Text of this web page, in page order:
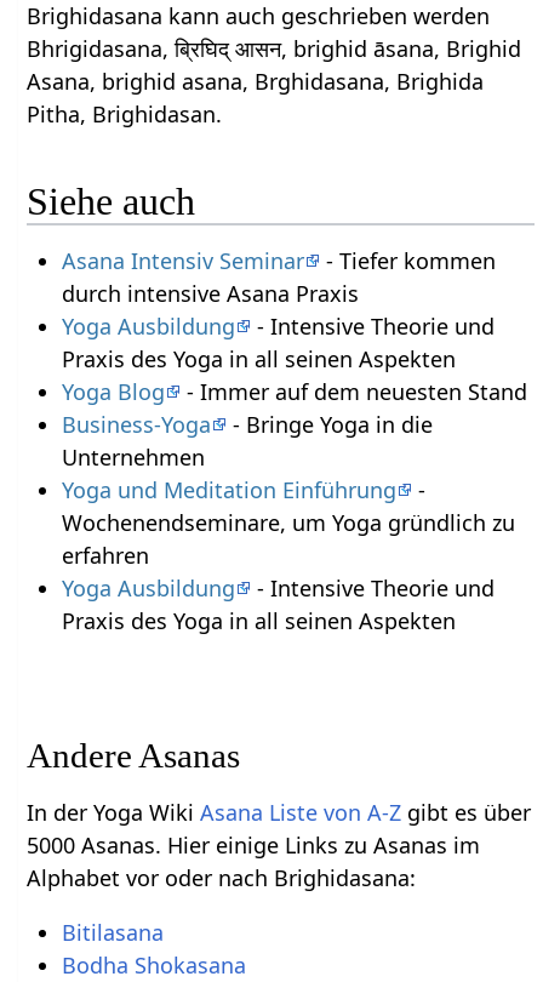
Brighidasana kann auch geschrieben werden
Bhrigidasana, ब्रिघिद् आसन, brighid āsana, Brighid
Asana, brighid asana, Brghidasana, Brighida
Pitha, Brighidasan.
Siehe auch
Asana Intensiv Seminar
- Tiefer kommen
durch intensive Asana Praxis
Yoga Ausbildung
- Intensive Theorie und
Praxis des Yoga in all seinen Aspekten
Yoga Blog
- Immer auf dem neuesten Stand
Business-Yoga
- Bringe Yoga in die
Unternehmen
Yoga und Meditation Einführung
-
Wochenendseminare, um Yoga gründlich zu
erfahren
Yoga Ausbildung
- Intensive Theorie und
Praxis des Yoga in all seinen Aspekten
Andere Asanas
In der Yoga WikiAsana Liste von A-Z gibt es über
5000 Asanas. Hier einige Links zu Asanas im
Alphabet vor oder nach Brighidasana:
Bitilasana
Bodha Shokasana